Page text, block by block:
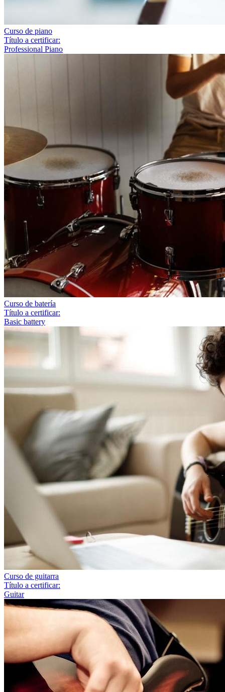
Curso de piano
Título a certificar:
Professional Piano
Curso de batería
Título a certificar:
Basic battery
Curso de guitarra
Título a certificar:
Guitar